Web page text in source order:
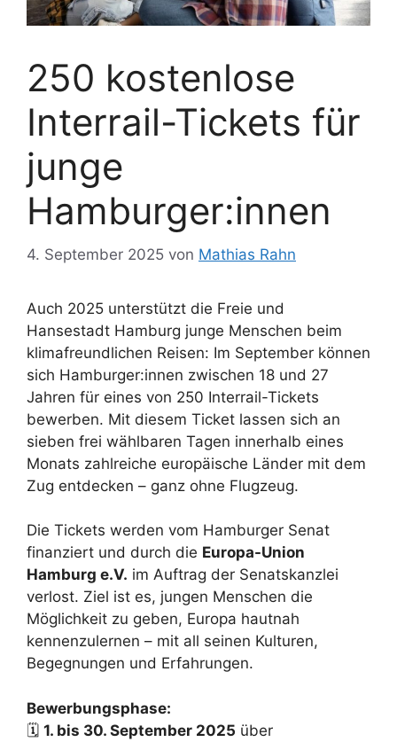
250 kostenlose
Interrail-Tickets für
junge
Hamburger:innen
4. September 2025 von Mathias Rahn
Auch 2025 unterstützt die Freie und
Hansestadt Hamburg junge Menschen beim
klimafreundlichen Reisen: Im September können
sich Hamburger:innen zwischen 18 und 27
Jahren für eines von 250 Interrail-Tickets
bewerben. Mit diesem Ticket lassen sich an
sieben frei wählbaren Tagen innerhalb eines
Monats zahlreiche europäische Länder mit dem
Zug entdecken – ganz ohne Flugzeug.
Die Tickets werden vom Hamburger Senat
finanziert und durch die Europa-Union
Hamburg e.V. im Auftrag der Senatskanzlei
verlost. Ziel ist es, jungen Menschen die
Möglichkeit zu geben, Europa hautnah
kennenzulernen – mit all seinen Kulturen,
Begegnungen und Erfahrungen.
Bewerbungsphase:
🗓 1. bis 30. September 2025 über